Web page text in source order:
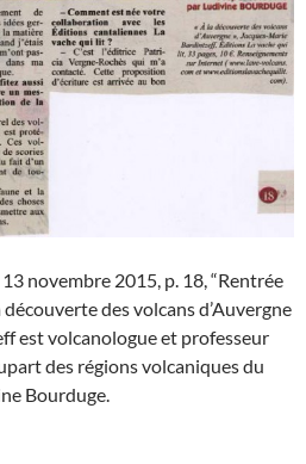
novembre 2015, p. 18, “Rentrée
des volcans d’Auvergne
est volcanologue et professeur
des régions volcaniques du
Bourduge.
d’ouvrages